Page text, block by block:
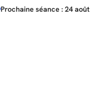
Prochaine séance : 24 août